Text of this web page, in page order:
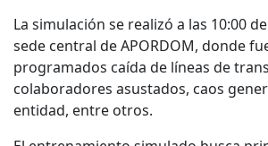
La simulación se realizó a las 10:00
sede central de APORDOM, donde
programados caída de líneas de
colaboradores asustados, caos
entidad, entre otros.